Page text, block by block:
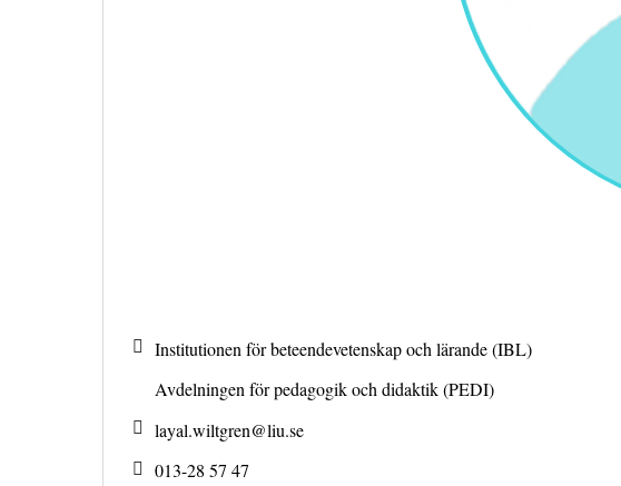
Institutionen för beteendevetenskap och lärande (IBL)
Avdelningen för pedagogik och didaktik (PEDI)
layal.wiltgren@liu.se
013-28 57 47